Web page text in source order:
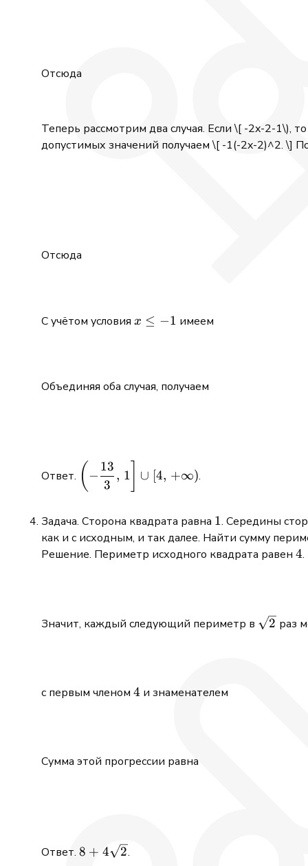
Отсюда
Теперь рассмотрим два случая. Если\[ -2x-2-1\), то
допустимых значений получаем \[ -1(-2x-2)^2. \]
Отсюда
С учётом условия x\le
x ≤ −1 имеем
Объединяя оба случая, получаем
Ответ.
\displaystyle
\left(-\frac{13}
[4,\,+\infty)
( −
3
13
, 1 ∪ [4, +∞).
Задача. Сторона квадрата равна 1
1. Середины
как и с исходным, и так далее. Найти сумму
Решение. Периметр исходного квадрата равен 4
4
Значит, каждый следующий периметр в \sqrt{2}
2 раз
с первым членом 4
4 и знаменателем
Сумма этой прогрессии равна
Ответ. 8+4\sqrt{2}
8 + 4 2.